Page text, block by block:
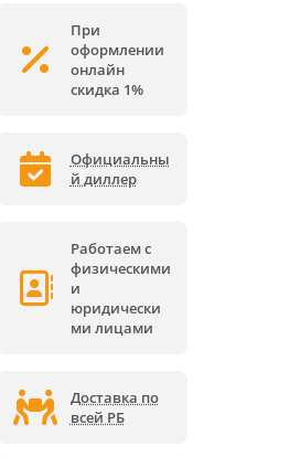
При
оформлении
онлайн
скидка 1%
Официальны
й диллер
Работаем с
физическими
и
юридически
ми лицами
Доставка по
всей РБ